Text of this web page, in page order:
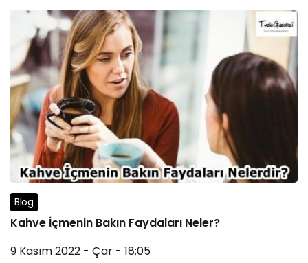
kadar
kafein
var
Haberleri
Blog
Kahve İçmenin Bakın Faydaları Neler?
9 Kasım 2022 - Çar - 18:05